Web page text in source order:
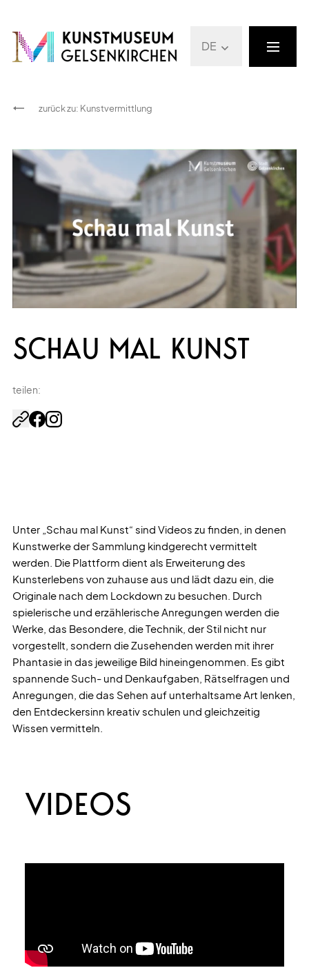
DE
zurück zu: Kunstvermittlung
SCHAU MAL KUNST
teilen:
Unter „Schau mal Kunst“ sind Videos zu finden, in denen
Kunstwerke der Sammlung kindgerecht vermittelt
werden. Die Plattform dient als Erweiterung des
Kunsterlebens von zuhause aus und lädt dazu ein, die
Originale nach dem Lockdown zu besuchen. Durch
spielerische und erzählerische Anregungen werden die
Werke, das Besondere, die Technik, der Stil nicht nur
vorgestellt, sondern die Zusehenden werden mit ihrer
Phantasie in das jeweilige Bild hineingenommen. Es gibt
spannende Such- und Denkaufgaben, Rätselfragen und
Anregungen, die das Sehen auf unterhaltsame Art lenken,
den Entdeckersinn kreativ schulen und gleichzeitig
Wissen vermitteln.
VIDEOS